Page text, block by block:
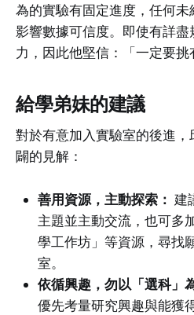
為的實驗有固定進度，任何
影響數據可信度。即使有詳
力，因此他堅信：「一定要挑
給學弟妹的建議
對於有意加入實驗室的後進
闢的見解：
善用資源，主動探索： 建
主題並主動交流，也可多
學工作坊」等資源，尋找
室。
依循興趣，勿以「選科」
優先考量研究興趣與能獲